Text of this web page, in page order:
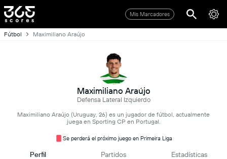
Mis Marcadores
Fútbol Maximiliano Araújo
Maximiliano Araújo
Defensa Lateral Izquierdo
Maximiliano Araújo (Uruguay, 26) es un jugador de fútbol, actualmente
juega en Sporting CP en Portugal.
Se perderá el próximo juego en Primeira Liga
Perfil Partidos Estadísticas